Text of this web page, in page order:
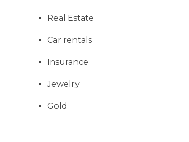
Real Estate
Car rentals
Insurance
Jewelry
Gold